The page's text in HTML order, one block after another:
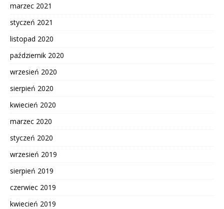
marzec 2021
styczeń 2021
listopad 2020
październik 2020
wrzesień 2020
sierpień 2020
kwiecień 2020
marzec 2020
styczeń 2020
wrzesień 2019
sierpień 2019
czerwiec 2019
kwiecień 2019